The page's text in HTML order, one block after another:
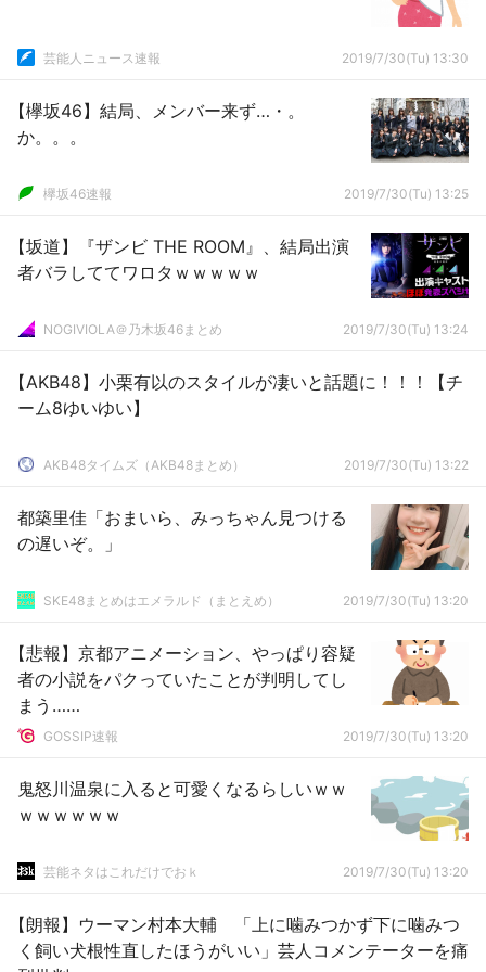
芸能人ニュース速報 2019/7/30(Tu) 13:30
【欅坂46】結局、メンバー来ず…・。
か。。。
欅坂46速報 2019/7/30(Tu) 13:25
【坂道】『ザンビ THE ROOM』、結局出演
者バラしててワロタｗｗｗｗｗ
NOGIVIOLA＠乃木坂46まとめ 2019/7/30(Tu) 13:24
【AKB48】小栗有以のスタイルが凄いと話題に！！！【チ
ーム8ゆいゆい】
AKB48タイムズ（AKB48まとめ） 2019/7/30(Tu) 13:22
都築里佳「おまいら、みっちゃん見つける
の遅いぞ。」
SKE48まとめはエメラルド（まとえめ） 2019/7/30(Tu) 13:20
【悲報】京都アニメーション、やっぱり容疑
者の小説をパクっていたことが判明してし
まう……
GOSSIP速報 2019/7/30(Tu) 13:20
鬼怒川温泉に入ると可愛くなるらしいｗｗ
ｗｗｗｗｗｗ
芸能ネタはこれだけでおｋ 2019/7/30(Tu) 13:20
【朗報】ウーマン村本大輔 「上に噛みつかず下に噛みつ
く飼い犬根性直したほうがいい」芸人コメンテーターを痛